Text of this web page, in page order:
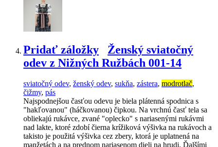
Pridať záložky
Ženský sviatočný
odev z Nižných Ružbách 001-14
sviatočný odev, ženský odev, sukňa, zástera, modrotlač,
čižmy, pás
Najspodnejšou časťou odevu je biela plátenná spodnica s
"hakľovanou" (háčkovanou) čipkou. Na vrchnú časť tela sa
obliekajú rukávce, zvané "oplecko" s nariasenými rukávmi
nad lakte, ktoré zdobí čierna krížiková výšivka na rukávoch a
takisto je použitá výšivka cez zbery, ktorá je uplatnená na
manžetách a na prednom nariasenom dieli na hrudi. Ďalšími